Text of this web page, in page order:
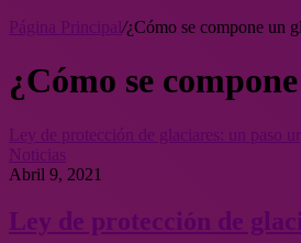
Página Principal /¿Cómo se compone un
¿Cómo se
Ley de protección de glaciares: un paso
Noticias
Abril 9, 2021
Ley de protección de